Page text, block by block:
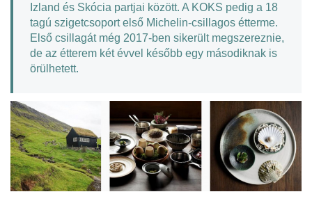
Izland és Skócia partjai között. A KOKS pedig a 18
tagú szigetcsoport első Michelin-csillagos étterme.
Első csillagát még 2017-ben sikerült megszereznie,
de az étterem két évvel később egy másodiknak is
örülhetett.